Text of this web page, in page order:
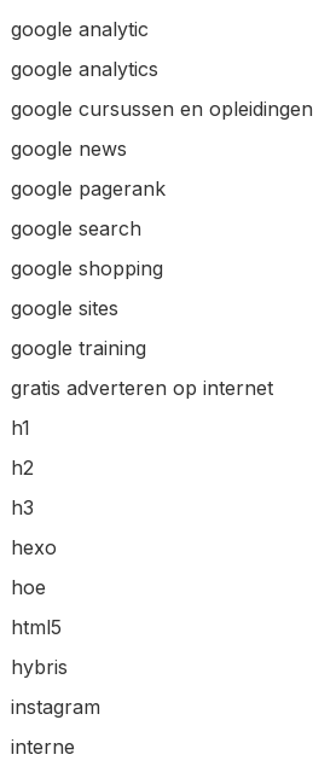
google analytic
google analytics
google cursussen en opleidingen
google news
google pagerank
google search
google shopping
google sites
google training
gratis adverteren op internet
h1
h2
h3
hexo
hoe
html5
hybris
instagram
interne